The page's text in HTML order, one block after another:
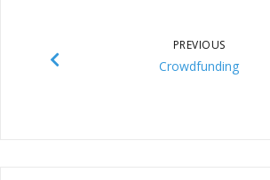
PREVIOUS
Crowdfunding